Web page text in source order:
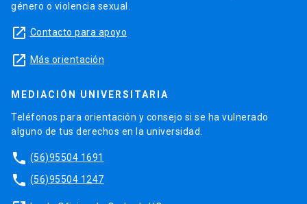
género o violencia sexual.
launch Contacto para apoyo
launch Más orientación
MEDIACIÓN UNIVERSITARIA
Teléfonos para orientación y consejo si se ha vulnerado
alguno de tus derechos en la universidad.
phone (56)95504 1691
phone (56)95504 1247